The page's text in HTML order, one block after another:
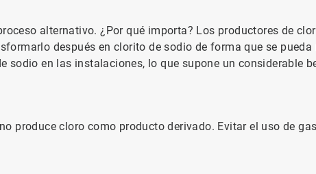
alternativo. ¿Por qué importa? Los productores de
después en clorito de sodio de forma que se pueda
en las instalaciones, lo que supone un considerable
produce cloro como producto derivado. Evitar el uso de